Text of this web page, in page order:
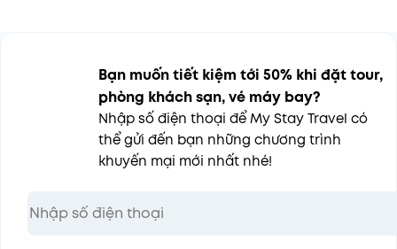
Bạn muốn tiết kiệm tới 50% khi đặt tour,
phòng khách sạn, vé máy bay?
Nhập số điện thoại để My Stay Travel có
thể gửi đến bạn những chương trình
khuyến mại mới nhất nhé!